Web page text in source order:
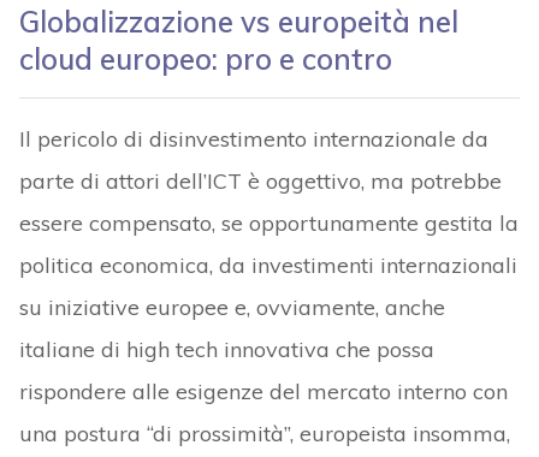
Globalizzazione vs europeità nel
cloud europeo: pro e contro
Il pericolo di disinvestimento internazionale da
parte di attori dell’ICT è oggettivo, ma potrebbe
essere compensato, se opportunamente gestita la
politica economica, da investimenti internazionali
su iniziative europee e, ovviamente, anche
italiane di high tech innovativa che possa
rispondere alle esigenze del mercato interno con
una postura “di prossimità”, europeista insomma,